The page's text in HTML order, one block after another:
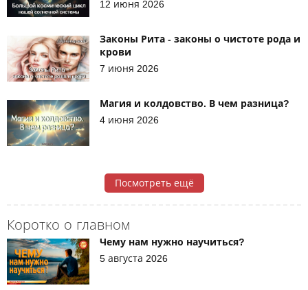
Коротко о главном
Чему нам нужно научиться?
5 августа 2026
12 июня 2026
Законы Рита - законы о чистоте рода и
крови
7 июня 2026
Магия и колдовство. В чем разница?
4 июня 2026
Посмотреть ещё